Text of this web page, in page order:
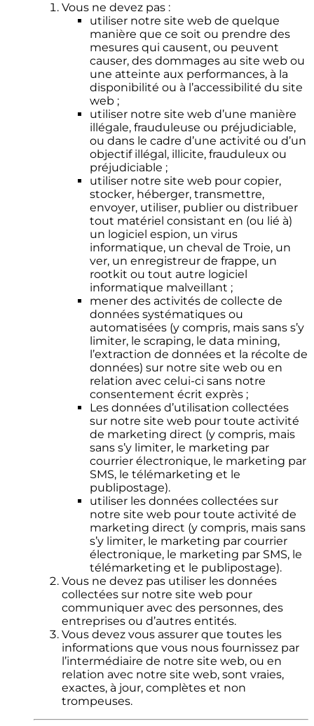
Vous ne devez pas :
utiliser notre site web de quelque
manière que ce soit ou prendre des
mesures qui causent, ou peuvent
causer, des dommages au site web ou
une atteinte aux performances, à la
disponibilité ou à l’accessibilité du site
web ;
utiliser notre site web d’une manière
illégale, frauduleuse ou préjudiciable,
ou dans le cadre d’une activité ou d’un
objectif illégal, illicite, frauduleux ou
préjudiciable ;
utiliser notre site web pour copier,
stocker, héberger, transmettre,
envoyer, utiliser, publier ou distribuer
tout matériel consistant en (ou lié à)
un logiciel espion, un virus
informatique, un cheval de Troie, un
ver, un enregistreur de frappe, un
rootkit ou tout autre logiciel
informatique malveillant ;
mener des activités de collecte de
données systématiques ou
automatisées (y compris, mais sans s’y
limiter, le scraping, le data mining,
l’extraction de données et la récolte de
données) sur notre site web ou en
relation avec celui-ci sans notre
consentement écrit exprès ;
Les données d’utilisation collectées
sur notre site web pour toute activité
de marketing direct (y compris, mais
sans s’y limiter, le marketing par
courrier électronique, le marketing par
SMS, le télémarketing et le
publipostage).
utiliser les données collectées sur
notre site web pour toute activité de
marketing direct (y compris, mais sans
s’y limiter, le marketing par courrier
électronique, le marketing par SMS, le
télémarketing et le publipostage).
Vous ne devez pas utiliser les données
collectées sur notre site web pour
communiquer avec des personnes, des
entreprises ou d’autres entités.
Vous devez vous assurer que toutes les
informations que vous nous fournissez par
l’intermédiaire de notre site web, ou en
relation avec notre site web, sont vraies,
exactes, à jour, complètes et non
trompeuses.